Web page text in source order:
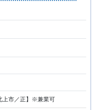
上市／正】※兼業可